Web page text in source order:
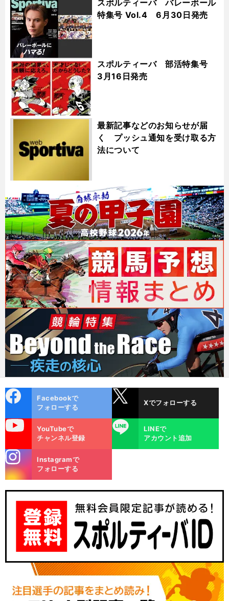
スポルティーバ バレーボール
特集号 Vol.4 6月30日発売
スポルティーバ 部活特集号
3月16日発売
最新記事などのお知らせが届
く プッシュ通知を受け取る方
法について
ok
Facebookで
フォローする
Xでフォローする
YouTubeで
チャンネル登録
LINE
LINEで
アカウント追加
m
Instagramで
フォローする